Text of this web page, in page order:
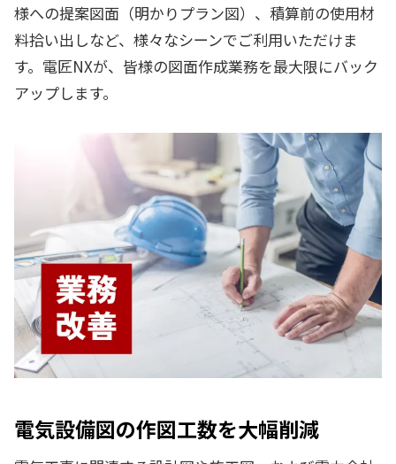
様への提案図面（明かりプラン図）、積算前の使用材
料拾い出しなど、様々なシーンでご利用いただけま
す。電匠NXが、皆様の図面作成業務を最大限にバック
アップします。
電気設備図の作図工数を大幅削減